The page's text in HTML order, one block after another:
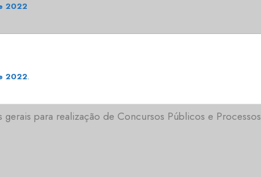
2022
2022.
gerais para realização de Concursos Públicos e Processos